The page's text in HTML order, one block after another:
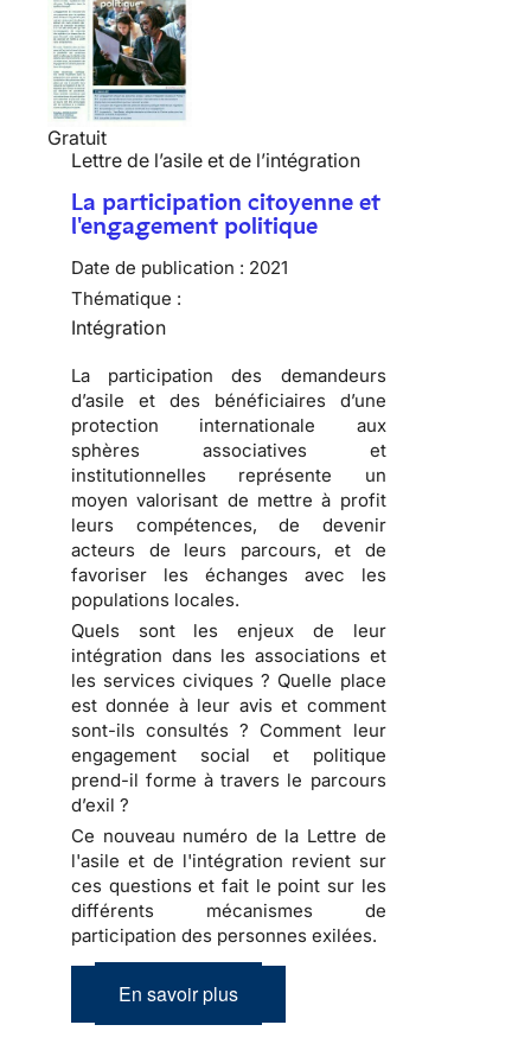
Gratuit
Lettre de l’asile et de l’intégration
La participation citoyenne et
l'engagement politique
Date de publication : 2021
Thématique :
Intégration
La participation des demandeurs
d’asile et des bénéficiaires d’une
protection internationale aux
sphères associatives et
institutionnelles représente un
moyen valorisant de mettre à profit
leurs compétences, de devenir
acteurs de leurs parcours, et de
favoriser les échanges avec les
populations locales.
Quels sont les enjeux de leur
intégration dans les associations et
les services civiques ? Quelle place
est donnée à leur avis et comment
sont-ils consultés ? Comment leur
engagement social et politique
prend-il forme à travers le parcours
d’exil ?
Ce nouveau numéro de la Lettre de
l'asile et de l'intégration revient sur
ces questions et fait le point sur les
différents mécanismes de
participation des personnes exilées.
En savoir plus